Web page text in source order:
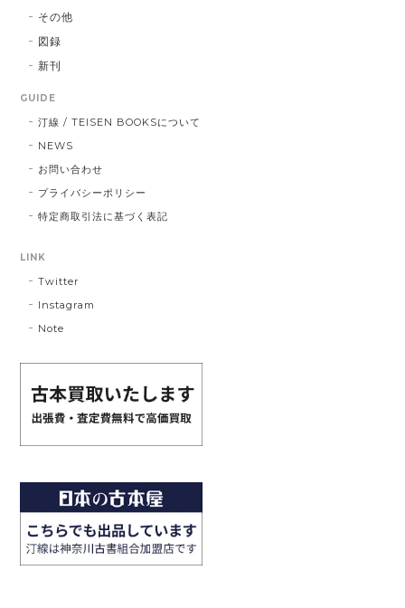
その他
図録
新刊
GUIDE
汀線 / TEISEN BOOKSについて
NEWS
お問い合わせ
プライバシーポリシー
特定商取引法に基づく表記
LINK
Twitter
Instagram
Note